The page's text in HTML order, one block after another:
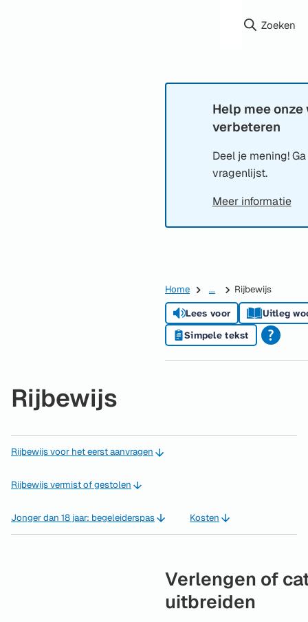
Zoeken
Informatie:
Help mee
verbeteren
Deel je mening!
vragenlijst.
Meer informatie
Home ... Rijbewijs
Lees voor
Uitleg
Simpele tekst
Rijbewijs
Rijbewijs voor het eerst aanvragen
Rijbewijs vermist of gestolen
Jonger dan 18 jaar: begeleiderspas Kosten
Verlengen of
uitbreiden